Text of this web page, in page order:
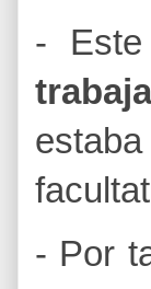
-
- Por